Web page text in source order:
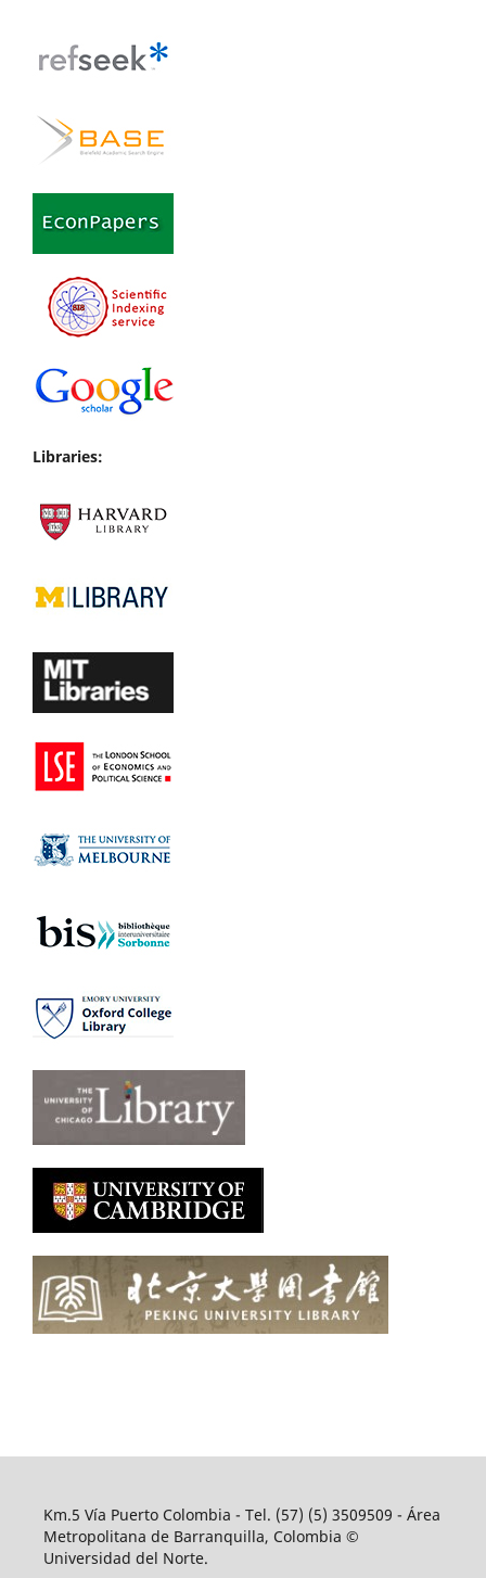
Libraries:
Km.5 Vía Puerto Colombia - Tel. (57) (5) 3509509 - Área
Metropolitana de Barranquilla, Colombia ©
Universidad del Norte.